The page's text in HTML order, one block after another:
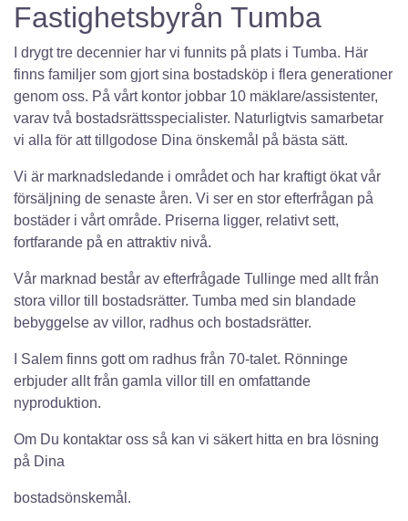
Fastighetsbyrån Tumba
I drygt tre decennier har vi funnits på plats i Tumba. Här
finns familjer som gjort sina bostadsköp i flera generationer
genom oss. På vårt kontor jobbar 10 mäklare/assistenter,
varav två bostadsrättsspecialister. Naturligtvis samarbetar
vi alla för att tillgodose Dina önskemål på bästa sätt.
Vi är marknadsledande i området och har kraftigt ökat vår
försäljning de senaste åren. Vi ser en stor efterfrågan på
bostäder i vårt område. Priserna ligger, relativt sett,
fortfarande på en attraktiv nivå.
Vår marknad består av efterfrågade Tullinge med allt från
stora villor till bostadsrätter. Tumba med sin blandade
bebyggelse av villor, radhus och bostadsrätter.
I Salem finns gott om radhus från 70-talet. Rönninge
erbjuder allt från gamla villor till en omfattande
nyproduktion.
Om Du kontaktar oss så kan vi säkert hitta en bra lösning
på Dina
bostadsönskemål.